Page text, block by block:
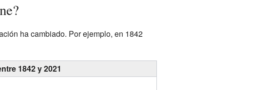
ha cambiado. Por ejemplo, en 1842
1842 y 2021